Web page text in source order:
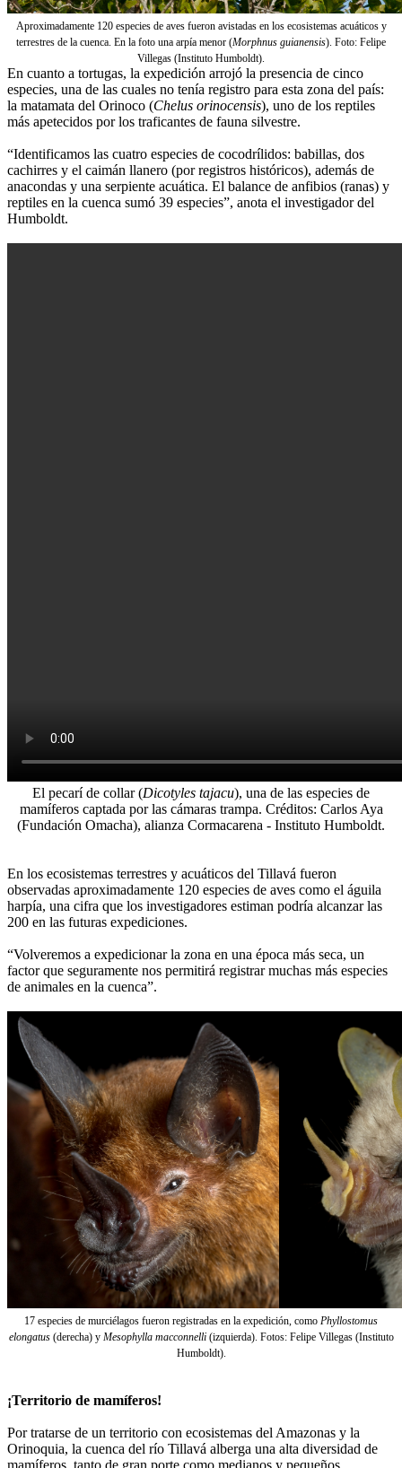
Aproximadamente 120 especies de aves fueron avistadas en los ecosistemas acuáticos y
terrestres de la cuenca. En la foto una arpía menor (Morphnus guianensis). Foto: Felipe
Villegas (Instituto Humboldt).
En cuanto a tortugas, la expedición arrojó la presencia de cinco
especies, una de las cuales no tenía registro para esta zona del país:
la matamata del Orinoco (Chelus orinocensis), uno de los reptiles
más apetecidos por los traficantes de fauna silvestre.
“Identificamos las cuatro especies de cocodrílidos: babillas, dos
cachirres y el caimán llanero (por registros históricos), además de
anacondas y una serpiente acuática. El balance de anfibios (ranas) y
reptiles en la cuenca sumó 39 especies”, anota el investigador del
Humboldt.
El pecarí de collar (Dicotyles tajacu), una de las especies de
mamíferos captada por las cámaras trampa. Créditos: Carlos Aya
(Fundación Omacha), alianza Cormacarena - Instituto Humboldt.
En los ecosistemas terrestres y acuáticos del Tillavá fueron
observadas aproximadamente 120 especies de aves como el águila
harpía, una cifra que los investigadores estiman podría alcanzar las
200 en las futuras expediciones.
“Volveremos a expedicionar la zona en una época más seca, un
factor que seguramente nos permitirá registrar muchas más especies
de animales en la cuenca”.
17 especies de murciélagos fueron registradas en la expedición, como Phyllostomus
elongatus(derecha) y Mesophylla macconnelli(izquierda). Fotos: Felipe Villegas (Instituto
Humboldt).
¡Territorio de mamíferos!
Por tratarse de un territorio con ecosistemas del Amazonas y la
Orinoquia, la cuenca del río Tillavá alberga una alta diversidad de
mamíferos, tanto de gran porte como medianos y pequeños.